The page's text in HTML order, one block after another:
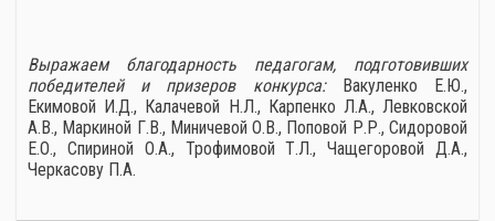
Выражаем благодарность педагогам, подготовивших
победителей и призеров конкурса:Вакуленко Е.Ю.,
Екимовой И.Д., Калачевой Н.Л., Карпенко Л.А., Левковской
А.В., Маркиной Г.В., Миничевой О.В., Поповой Р.Р., Сидоровой
Е.О., Спириной О.А., Трофимовой Т.Л., Чащегоровой Д.А.,
Черкасову П.А.